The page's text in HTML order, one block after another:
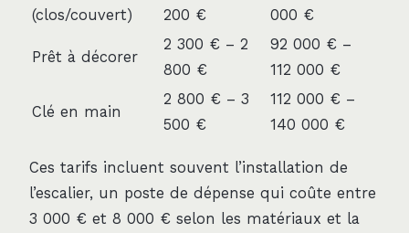
(clos/couvert)
200 €
000 €
Prêt à décorer
2 300 € – 2
800 €
92 000 € –
112 000 €
Clé en main
2 800 € – 3
500 €
112 000 € –
140 000 €
Ces tarifs incluent souvent l’installation de
l’escalier, un poste de dépense qui coûte entre
3 000 € et 8 000 € selon les matériaux et la